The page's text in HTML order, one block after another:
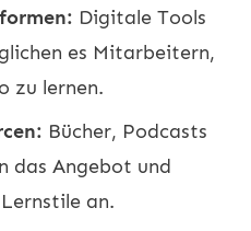
Digitale Tools
es Mitarbeitern,
zu lernen.
Bücher, Podcasts
das Angebot und
an.